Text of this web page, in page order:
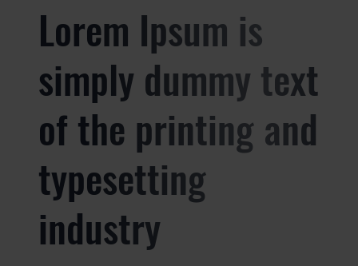
Lorem Ipsum is
simply dummy text
of the printing and
typesetting
industry